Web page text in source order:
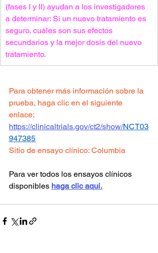
(fases I y II) ayudan a los investigadores
a determinar: Si un nuevo tratamiento es
seguro, cuáles son sus efectos
secundarios y la mejor dosis del nuevo
tratamiento.
Para obtener más información sobre la
prueba, haga clic en el siguiente
enlace:
https://clinicaltrials.gov/ct2/show/NCT03
947385
Sitio de ensayo clínico: Columbia
Para ver todos los ensayos clínicos
disponibles haga clic aqui.